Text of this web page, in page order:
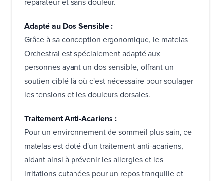
réparateur et sans douleur.
Adapté au Dos Sensible :
Grâce à sa conception ergonomique, le matelas
Orchestral est spécialement adapté aux
personnes ayant un dos sensible, offrant un
soutien ciblé là où c'est nécessaire pour soulager
les tensions et les douleurs dorsales.
Traitement Anti-Acariens :
Pour un environnement de sommeil plus sain, ce
matelas est doté d'un traitement anti-acariens,
aidant ainsi à prévenir les allergies et les
irritations cutanées pour un repos tranquille et